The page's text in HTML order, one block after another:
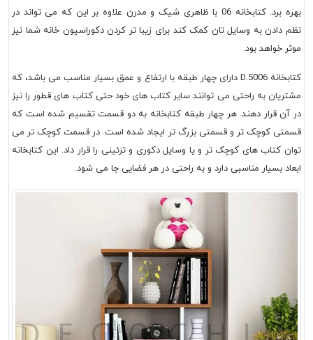
بهره برد. کتابخانه 06 با ظاهری شیک و مدرن علاوه بر این که می تواند در
نظم دادن به وسایل تان کمک کند برای زیبا تر کردن دکوراسیون خانه شما نیز
موثر خواهد بود.
کتابخانه D.5006 دارای چهار طبقه با ارتفاع و عمق بسیار مناسب می باشد، که
مشتریان به راحتی می توانند سایر کتاب های خود حتی کتاب های قطور را نیز
در آن قرار دهند. هر چهار طبقه کتابخانه به دو قسمت تقسیم شده است که
قسمتی کوچک تر و قسمتی بزرگ تر ایجاد شده است. در قسمت کوچک تر می
توان کتاب های کوچک تر و یا وسایل دکوری و تزئینی را قرار داد. این کتابخانه
ابعاد بسیار مناسبی دارد و به راحتی در هر فضایی جا می شود.